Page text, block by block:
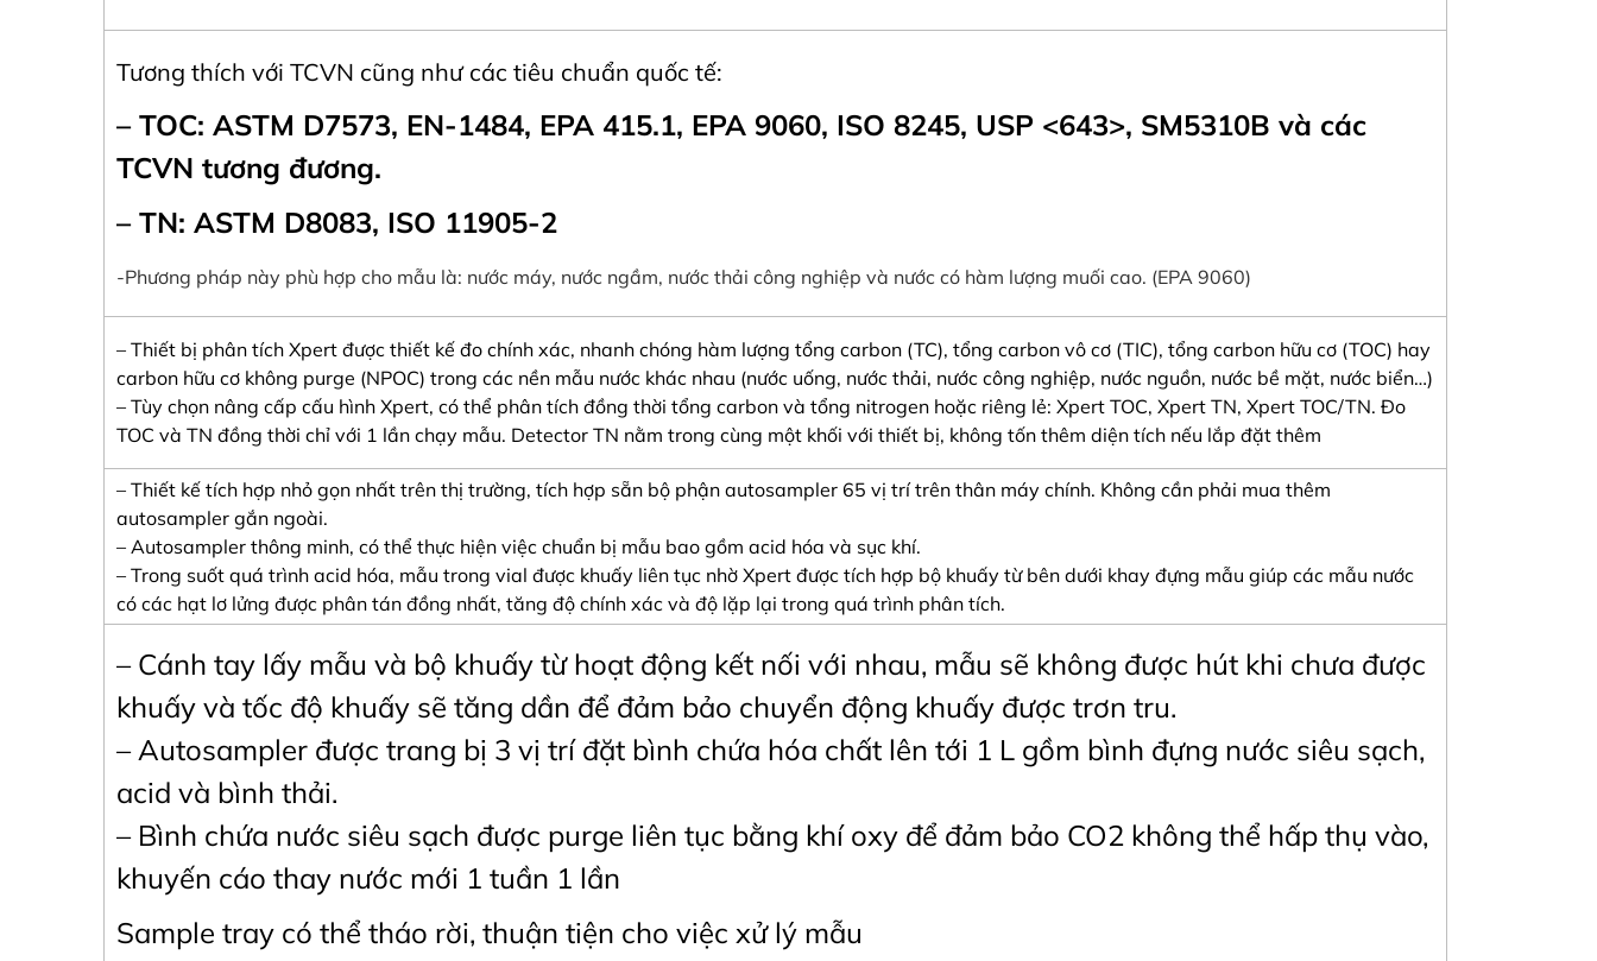
Tương thích với TCVN cũng như các tiêu chuẩn quốc tế:
– TOC: ASTM D7573, EN-1484, EPA 415.1, EPA 9060, ISO 8245, USP <643>, SM5310B và các
TCVN tương đương.
– TN: ASTM D8083, ISO 11905-2
-Phương pháp này phù hợp cho mẫu là: nước máy, nước ngầm, nước thải công nghiệp và nước có hàm lượng muối cao. (EPA 9060)
– Thiết bị phân tích Xpert được thiết kế đo chính xác, nhanh chóng hàm lượng tổng carbon (TC), tổng carbon vô cơ (TIC), tổng carbon hữu cơ (TOC) hay
carbon hữu cơ không purge (NPOC) trong các nền mẫu nước khác nhau (nước uống, nước thải, nước công nghiệp, nước nguồn, nước bề mặt, nước biển…)
– Tùy chọn nâng cấp cấu hình Xpert, có thể phân tích đồng thời tổng carbon và tổng nitrogen hoặc riêng lẻ: Xpert TOC, Xpert TN, Xpert TOC/TN. Đo
TOC và TN đồng thời chỉ với 1 lần chạy mẫu. Detector TN nằm trong cùng một khối với thiết bị, không tốn thêm diện tích nếu lắp đặt thêm
– Thiết kế tích hợp nhỏ gọn nhất trên thị trường, tích hợp sẵn bộ phận autosampler 65 vị trí trên thân máy chính. Không cần phải mua thêm
autosampler gắn ngoài.
– Autosampler thông minh, có thể thực hiện việc chuẩn bị mẫu bao gồm acid hóa và sục khí.
– Trong suốt quá trình acid hóa, mẫu trong vial được khuấy liên tục nhờ Xpert được tích hợp bộ khuấy từ bên dưới khay đựng mẫu giúp các mẫu nước
có các hạt lơ lửng được phân tán đồng nhất, tăng độ chính xác và độ lặp lại trong quá trình phân tích.
– Cánh tay lấy mẫu và bộ khuấy từ hoạt động kết nối với nhau, mẫu sẽ không được hút khi chưa được
khuấy và tốc độ khuấy sẽ tăng dần để đảm bảo chuyển động khuấy được trơn tru.
– Autosampler được trang bị 3 vị trí đặt bình chứa hóa chất lên tới 1 L gồm bình đựng nước siêu sạch,
acid và bình thải.
– Bình chứa nước siêu sạch được purge liên tục bằng khí oxy để đảm bảo CO2 không thể hấp thụ vào,
khuyến cáo thay nước mới 1 tuần 1 lần
Sample tray có thể tháo rời, thuận tiện cho việc xử lý mẫu